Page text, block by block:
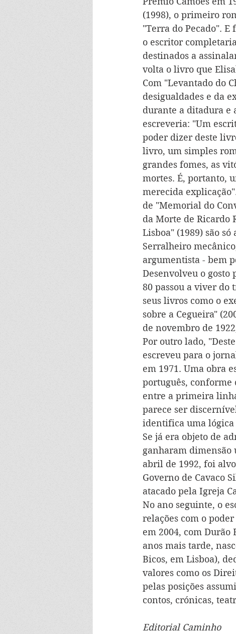
(1998), o primeiro
"Terra do Pecado".
o escritor
destinados a
volta o livro que
Com "Levantado do
desigualdades e da
durante a ditadura e
escreveria: "Um
poder dizer deste
livro, um simples
grandes fomes, as
mortes. É, portanto,
merecida
de "Memorial do
da Morte de Ricardo
Lisboa" (1989) são
Serralheiro
argumentista - bem
Desenvolveu o gosto
80 passou a viver do
seus livros como o
sobre a Cegueira"
de novembro de
Por outro lado,
escreveu para o
em 1971. Uma obra
português, conforme
entre a primeira
parece ser
identifica uma lógica
Se já era objeto de
ganharam dimensão
abril de 1992, foi
Governo de Cavaco
atacado pela Igreja
No ano seguinte, o
relações com o
em 2004, com Durão
anos mais tarde,
Bicos, em Lisboa),
valores como os
pelas posições
contos, crónicas,
Editorial Caminho